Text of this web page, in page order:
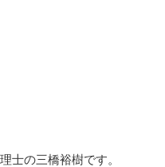
士の三橋裕樹です。